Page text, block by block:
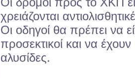
χρειάζονται
Οι οδηγοί θα πρέπει να
προσεκτικοί και να έχουν
αλυσίδες.